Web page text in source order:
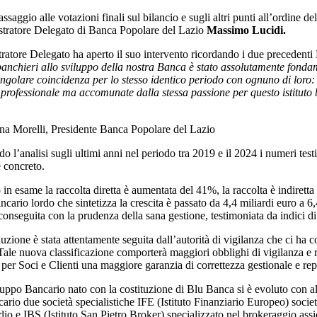
alle votazioni finali sul bilancio e sugli altri punti all’ordine
Delegato di Banca Popolare del Lazio Massimo Lucidi.
Delegato ha aperto il suo intervento ricordando i due
allo sviluppo della nostra Banca è stato assolutamente
coincidenza per lo stesso identico periodo con ognuno di
ma accomunate dalla stessa passione per questo
Morelli, Presidente Banca Popolare del Lazio
l’analisi sugli ultimi anni nel periodo tra 2019 e il 2024 i numeri
concreto.
esame la raccolta diretta è aumentata del 41%, la raccolta è
lordo che sintetizza la crescita è passato da 4,4 miliardi euro a
con la prudenza della sana gestione, testimoniata da indici
è stata attentamente seguita dall’autorità di vigilanza che ci
nuova classificazione comporterà maggiori obblighi di vigilanza
Soci e Clienti una maggiore garanzia di correttezza gestionale e
Bancario nato con la costituzione di Blu Banca si è evoluto con
due società specialistiche IFE (Istituto Finanziario Europeo)
e IBS (Istituto San Pietro Broker) specializzato nel brokeraggio